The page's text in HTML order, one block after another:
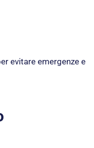
evitare emergenze e